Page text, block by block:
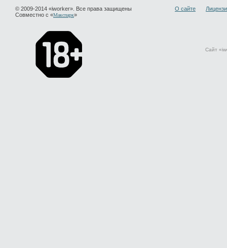
© 2009-2014 «iworker». Все права защищены
Совместно с «Макспарк»
О сайте
Сайт